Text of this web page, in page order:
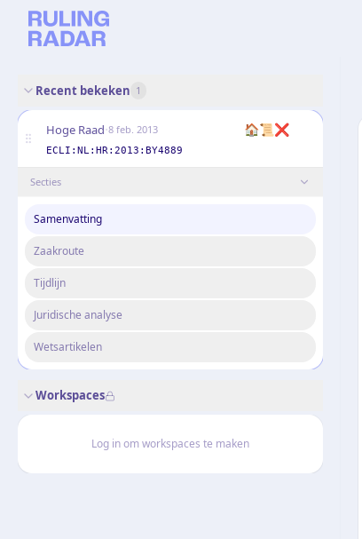
Recent bekeken 1
Hoge Raad·8 feb. 2013 🏠📜❌
ECLI:NL:HR:2013:BY4889
Secties
Samenvatting
Zaakroute
Tijdlijn
Juridische analyse
Wetsartikelen
Workspaces
Log in om workspaces te maken